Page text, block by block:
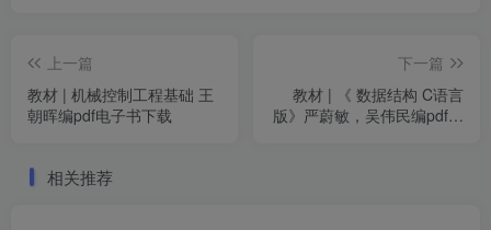
上一篇
教材 | 机械控制工程基础 王
朝晖编pdf电子书下载
下一篇
教材 | 《 数据结构 C语言
版》严蔚敏，吴伟民编pdf电
相关推荐